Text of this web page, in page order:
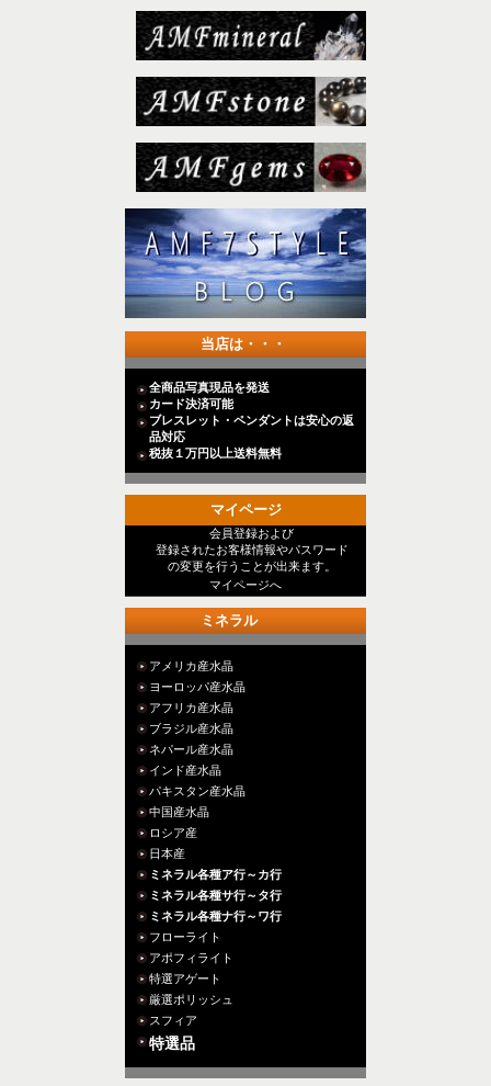
当店は・・・
全商品写真現品を発送
カード決済可能
ブレスレット・ペンダントは安心の返
品対応
税抜１万円以上送料無料
マイページ
会員登録および
登録されたお客様情報やパスワード
の変更を行うことが出来ます。
マイページへ
ミネラル
アメリカ産水晶
ヨーロッパ産水晶
アフリカ産水晶
ブラジル産水晶
ネパール産水晶
インド産水晶
パキスタン産水晶
中国産水晶
ロシア産
日本産
ミネラル各種ア行～カ行
ミネラル各種サ行～タ行
ミネラル各種ナ行～ワ行
フローライト
アポフィライト
特選アゲート
厳選ポリッシュ
スフィア
特選品